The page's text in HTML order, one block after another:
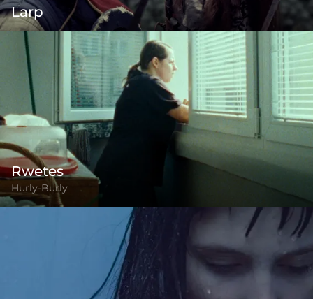
Larp
Rwetes
Hurly-Burly